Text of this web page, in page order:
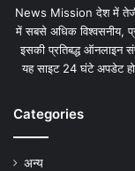
News Mission देश में तेजी
में सबसे अधिक विश्वसनीय,
इसकी प्रतिबद्ध ऑनलाइन
यह साइट 24 घंटे अपडेट
Categories
अन्य